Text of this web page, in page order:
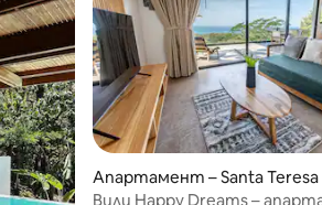
Апартамент – Santa Teresa
Вили Happy Dreams –